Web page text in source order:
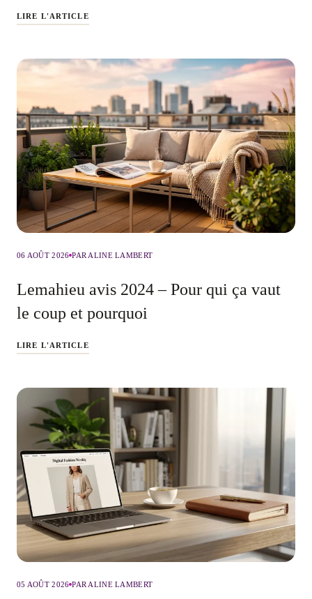
LIRE L'ARTICLE
06 AOÛT 2026 PAR ALINE LAMBERT
Lemahieu avis 2024 – Pour qui ça vaut
le coup et pourquoi
LIRE L'ARTICLE
05 AOÛT 2026 PAR ALINE LAMBERT